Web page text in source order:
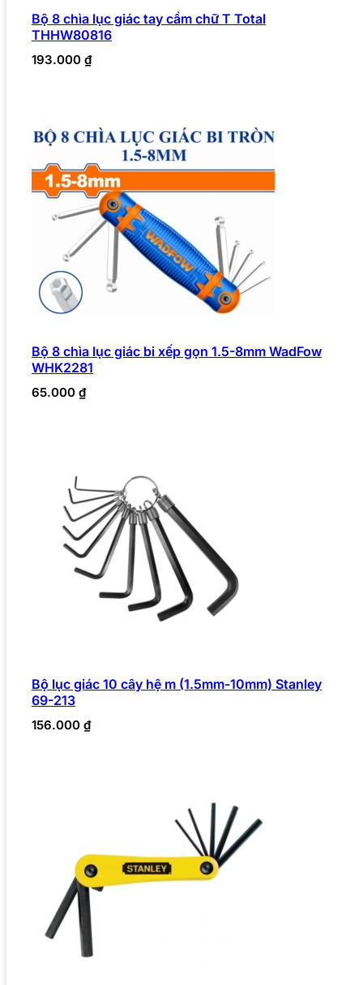
Bộ 8 chìa lục giác tay cầm chữ T Total
THHW80816
193.000 ₫
Bộ 8 chìa lục giác bi xếp gọn 1.5-8mm WadFow
WHK2281
65.000 ₫
Bộ lục giác 10 cây hệ m (1.5mm-10mm) Stanley
69-213
156.000 ₫